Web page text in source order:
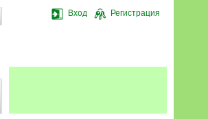
Вход Регистрация